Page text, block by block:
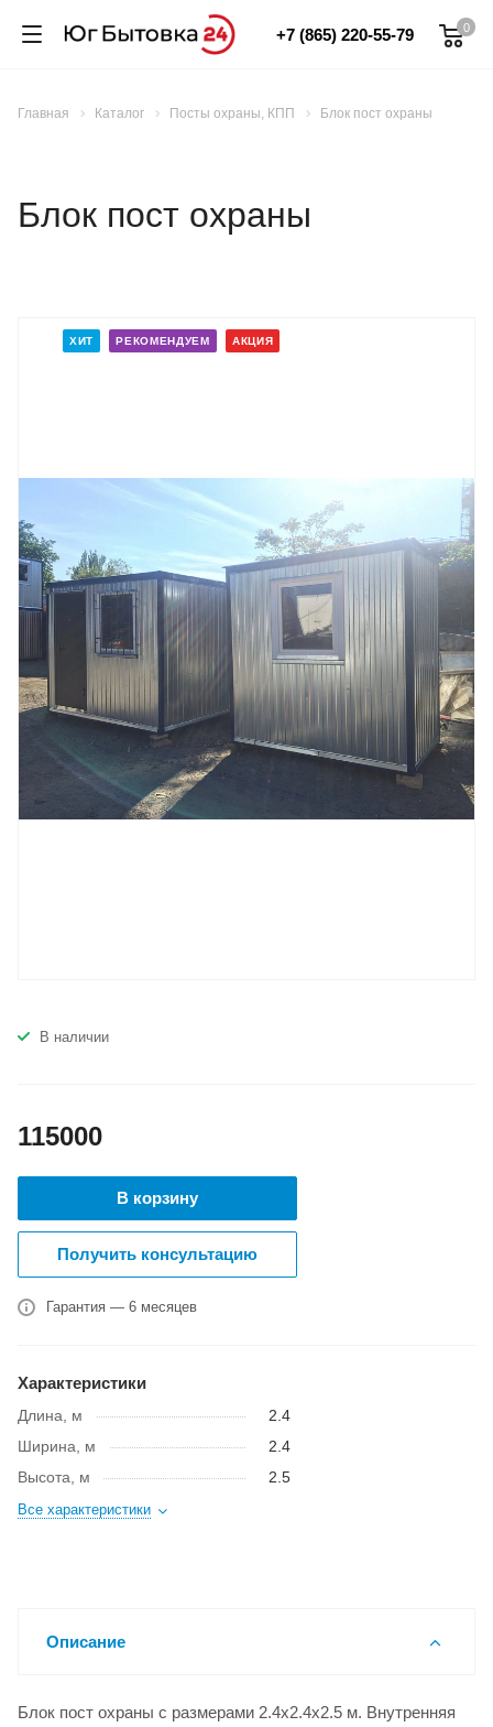
0
+7 (865) 220-55-79
Главная Каталог Посты охраны, КПП Блок пост охраны
Блок пост охраны
ХИТ РЕКОМЕНДУЕМ АКЦИЯ
В наличии
115000
В корзину
Получить консультацию
Гарантия — 6 месяцев
Характеристики
Длина, м
2.4
Ширина, м
2.4
Высота, м
2.5
Все характеристики
Описание
Блок пост охраны с размерами 2.4x2.4x2.5 м. Внутренняя